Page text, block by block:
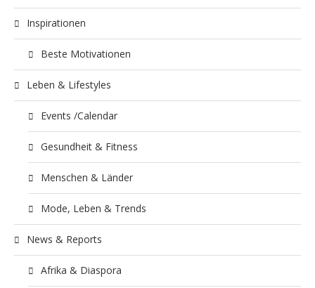
Inspirationen
Beste Motivationen
Leben & Lifestyles
Events /Calendar
Gesundheit & Fitness
Menschen & Länder
Mode, Leben & Trends
News & Reports
Afrika & Diaspora